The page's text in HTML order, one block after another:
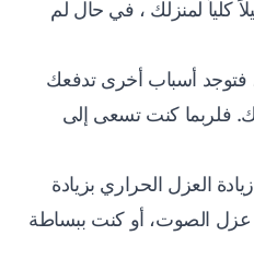
كلياً لمنزلك ، في حال لم
فتوجد أسباب أخرى تدفعك
فلربما كنت تسعى إلى
العزل الحراري بزيادة
عزل الصوت، أو كنت ببساطة